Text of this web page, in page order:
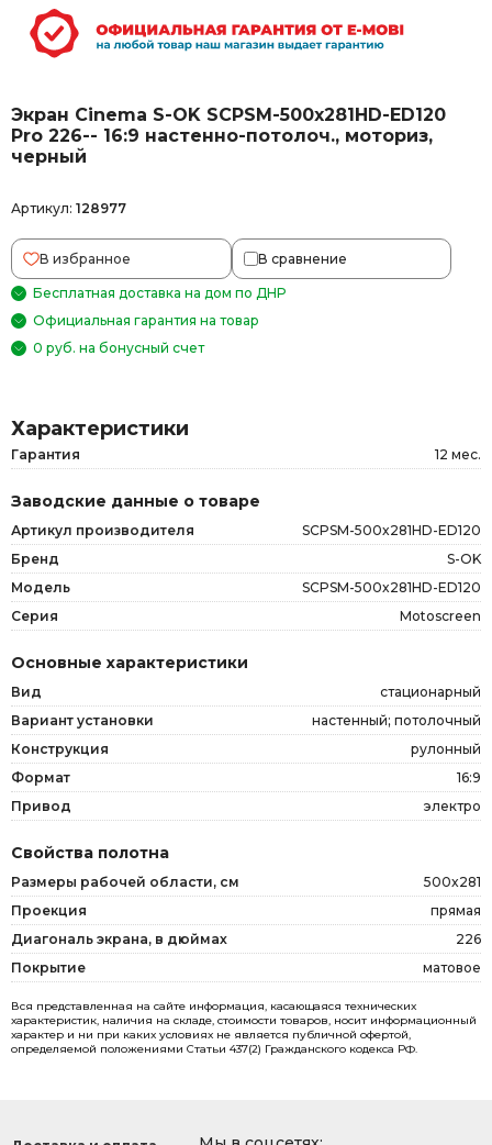
Экран Cinema S-OK SCPSM-500x281HD-ED120
Pro 226-- 16:9 настенно-потолоч., моториз,
черный
Артикул: 128977
В избранное В сравнение
Бесплатная доставка на дом по ДНР
Официальная гарантия на товар
0 руб. на бонусный счет
Характеристики
Гарантия 12 мес.
Заводские данные о товаре
Артикул производителя
SCPSM-500x281HD-ED120
Бренд
S-OK
Модель
SCPSM-500x281HD-ED120
Серия
Motoscreen
Основные характеристики
Вид
стационарный
Вариант установки
настенный; потолочный
Конструкция
рулонный
Формат
16:9
Привод
электро
Свойства полотна
Размеры рабочей области, см
500x281
Проекция
прямая
Диагональ экрана, в дюймах
226
Покрытие
матовое
Вся представленная на сайте информация, касающаяся технических
характеристик, наличия на складе, стоимости товаров, носит информационный
характер и ни при каких условиях не является публичной офертой,
определяемой положениями Статьи 437(2) Гражданского кодекса РФ.